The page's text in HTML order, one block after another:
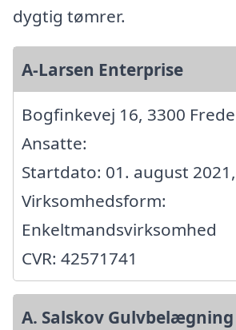
dygtig tømrer.
A-Larsen Enterprise
Bogfinkevej 16, 3300
Ansatte:
Startdato: 01. august 2021,
Virksomhedsform:
Enkeltmandsvirksomhed
CVR: 42571741
A. Salskov Gulvbelægning